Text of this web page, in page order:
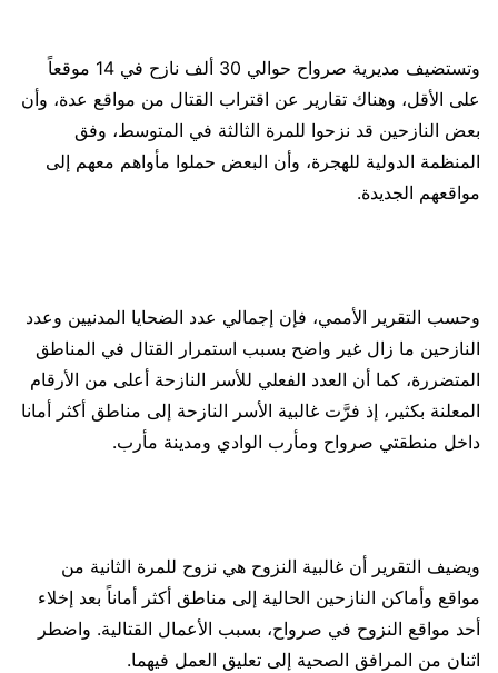
وتستضيف مديرية صرواح حوالي 30 ألف نازح في 14 موقعاً
على الأقل، وهناك تقارير عن اقتراب القتال من مواقع عدة، وأن
بعض النازحين قد نزحوا للمرة الثالثة في المتوسط، وفق
المنظمة الدولية للهجرة، وأن البعض حملوا مأواهم معهم إلى
مواقعهم الجديدة.
وحسب التقرير الأممي، فإن إجمالي عدد الضحايا المدنيين وعدد
النازحين ما زال غير واضح بسبب استمرار القتال في المناطق
المتضررة، كما أن العدد الفعلي للأسر النازحة أعلى من الأرقام
المعلنة بكثير، إذ فرَّت غالبية الأسر النازحة إلى مناطق أكثر أمانا
داخل منطقتي صرواح ومأرب الوادي ومدينة مأرب.
ويضيف التقرير أن غالبية النزوح هي نزوح للمرة الثانية من
مواقع وأماكن النازحين الحالية إلى مناطق أكثر أماناً بعد إخلاء
أحد مواقع النزوح في صرواح، بسبب الأعمال القتالية. واضطر
اثنان من المرافق الصحية إلى تعليق العمل فيهما.